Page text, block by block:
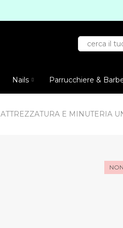
Nails Parrucchiere &
ATTREZZATURA E MINUTERIA